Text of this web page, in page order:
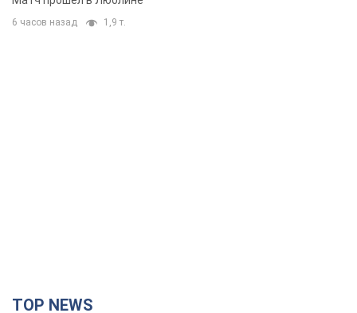
"Защита нашей жизни": Зеленский об